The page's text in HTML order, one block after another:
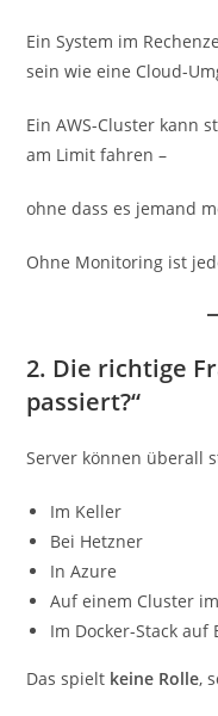
Ein System im
sein wie eine Cloud-
Ein AWS-Cluster kann
am Limit fahren –
ohne dass es jemand
Ohne Monitoring ist
2. Die richtige
passiert?“
Server können überall
Im Keller
Bei Hetzner
In Azure
Auf einem Cluster
Im Docker-Stack auf
Das spielt keine Rolle,